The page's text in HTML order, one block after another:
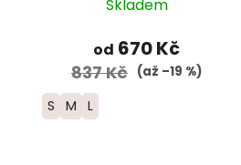
hnědé
Skladem
od 670 Kč
837 Kč (až –19 %)
S M L